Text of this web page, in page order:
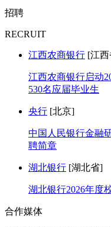
招聘
RECRUIT
江西农商银行 [江
江西农商银行启动
530名应届毕业生
央行 [北京]
中国人民银行金融
聘简章
湖北银行 [湖北省]
湖北银行2026年度
合作媒体